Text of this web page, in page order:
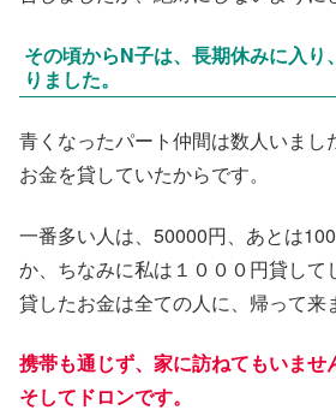
その頃からN子は、長期休みに入り
りました。
青くなったパート仲間は数人いまし
お金を貸していたからです。
一番多い人は、50000円、あとは
か、ちなみに私は１０００円貸して
貸したお金は全ての人に、帰って来
携帯も通じず、家に訪ねてもいませ
そしてドロンです。